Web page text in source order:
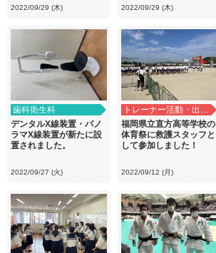
2022/09/29 (木) 2022/09/29 (木)
歯科衛生科
デンタルX線装置・パノ
ラマX線装置が新たに設
置されました。
2022/09/27 (火)
トレーナー活動・出前講義
福岡県立直方高等学校の
体育祭に救護スタッフと
して参加しました！
2022/09/12 (月)